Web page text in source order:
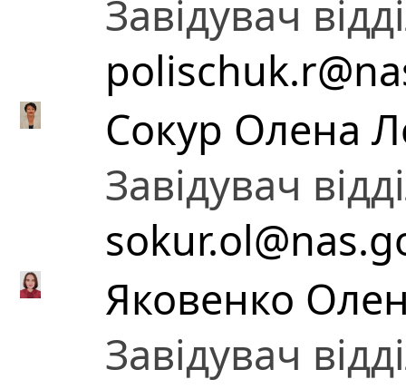
Завідувач
Сокур Олена
Завідувач
Яковенко
Завідувач